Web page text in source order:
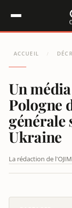
ACCUEIL /
Un
Pologne
générale
Ukraine
La rédaction de l'OJIM
Panneau de